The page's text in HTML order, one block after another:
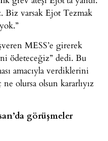
Biz varsak Ejot Tezmak
MESS’e girerek
ödeteceğiz” dedi. Bu
amacıyla verdiklerini
olursa olsun kararlıyız
görüşmeler